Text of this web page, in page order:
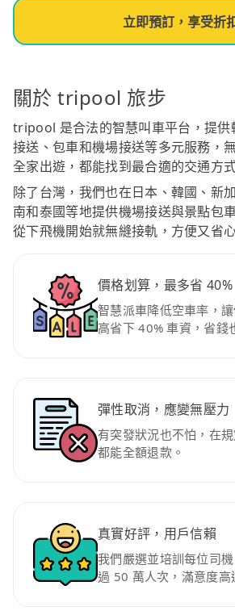
立即預訂，享受折
關於 tripool 旅步
tripool 是合法的智慧叫車平台，提供
接送、包車和機場接送等多元服務，
全家出遊，都能找到最合適的交通方
除了台灣，我們也在日本、韓國、新
南和泰國等地提供機場接送與景點包
從下飛機開始就無縫接軌，方便又省
價格划算，最多省 40%
智慧派車降低空車率，
高省下 40% 車資，省錢
彈性取消，應變無壓力
有突發狀況也不怕，在
都能全額退款。
真實好評，用戶信賴
我們嚴選並培訓每位司
過 50 萬人次，滿意度高